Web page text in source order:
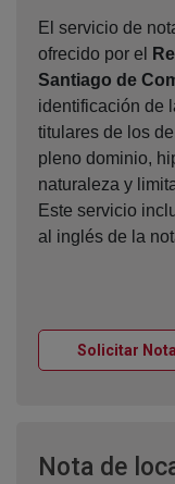
El servicio de
ofrecido por el
Santiago de
identificación de
titulares de los
pleno dominio,
naturaleza y
Este servicio
al inglés de la
Solicitar
Nota de